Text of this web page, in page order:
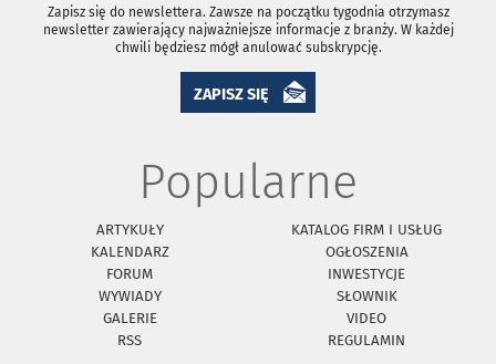
Zapisz się do newslettera. Zawsze na początku tygodnia otrzymasz
newsletter zawierający najważniejsze informacje z branży. W każdej
chwili będziesz mógł anulować subskrypcję.
ZAPISZ SIĘ
Popularne
ARTYKUŁY
KATALOG FIRM I USŁUG
KALENDARZ
OGŁOSZENIA
FORUM
INWESTYCJE
WYWIADY
SŁOWNIK
GALERIE
VIDEO
RSS
REGULAMIN